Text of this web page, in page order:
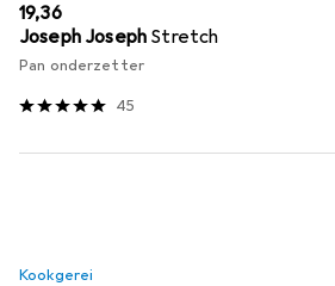
EUR
19,36
Joseph Joseph Stretch
Pan onderzetter
45
Kookgerei